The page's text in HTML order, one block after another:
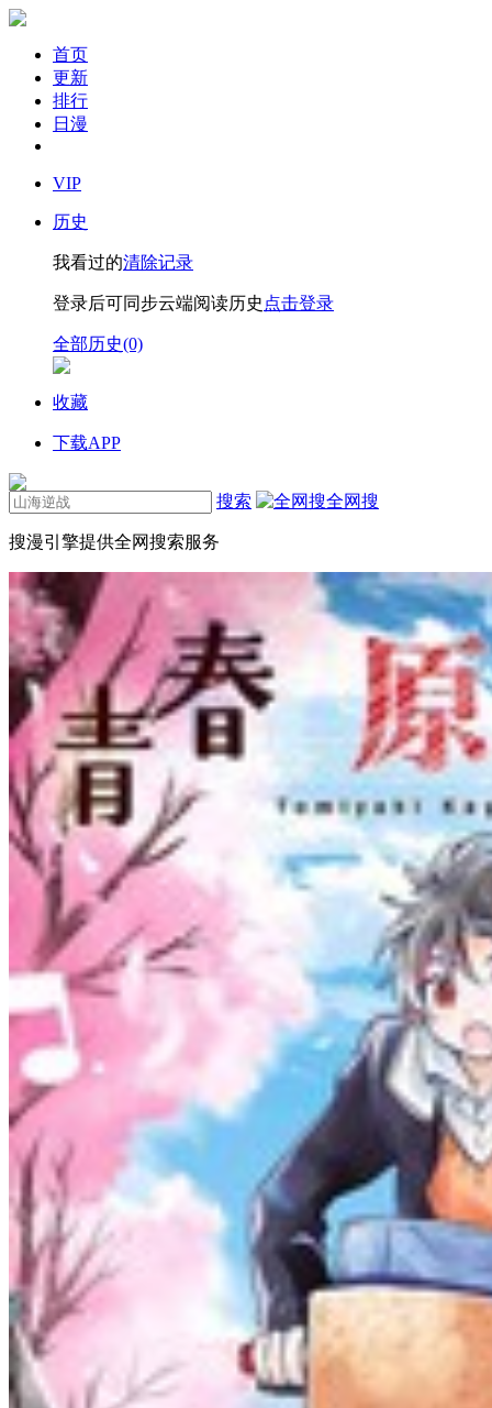
首页
更新
排行
日漫
VIP
历史
我看过的清除记录
登录后可同步云端阅读历史 点击登录
全部历史(0)
收藏
下载APP
搜索 全网搜
搜漫引擎提供全网搜索服务